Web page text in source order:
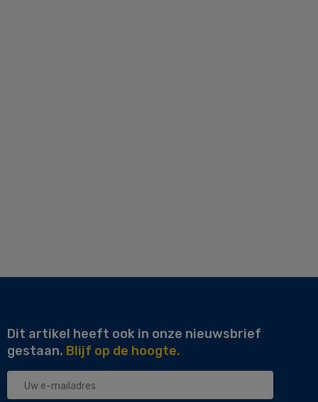
Dit artikel heeft ook in onze nieuwsbrief
gestaan. Blijf op de hoogte.
Uw